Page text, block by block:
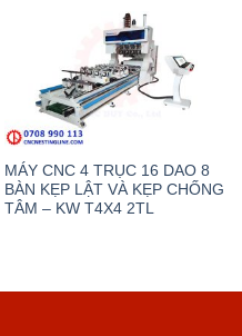
MÁY CNC 4 TRỤC 16 DAO 8
BÀN KẸP LẬT VÀ KẸP CHỐNG
TÂM – KW T4X4 2TL